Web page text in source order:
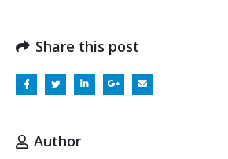
Share this post
Author